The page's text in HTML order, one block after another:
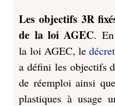
Les objectifs 3R
de la loi AGEC.
la loi AGEC, le
a défini les objectifs
de réemploi ainsi
plastiques à usage